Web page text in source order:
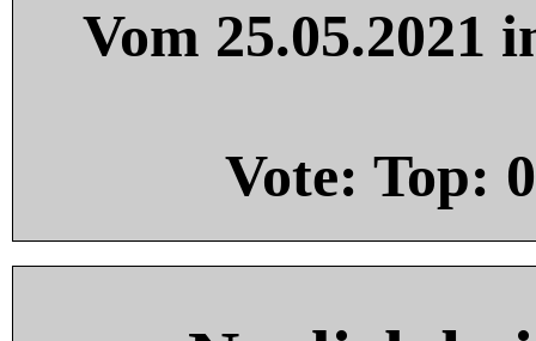
Vom 25.05.2021
Vote: Top: 0